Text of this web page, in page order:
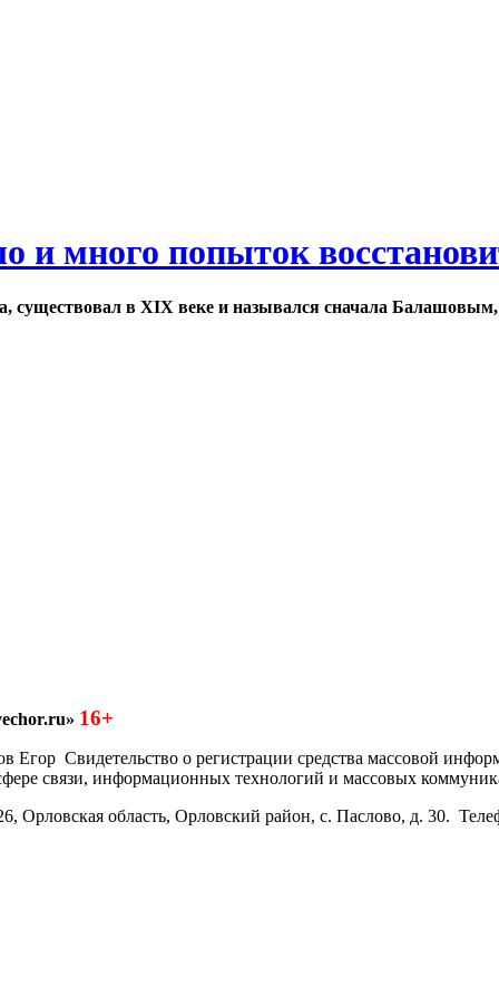
и много попыток
существовал в XIX веке и назывался сначала
16+
Егор Свидетельство о регистрации средства массовой
связи, информационных технологий и массовых
Орловская область, Орловский район, с. Паслово, д. 30.